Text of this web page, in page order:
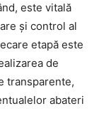
este vitală
și control al
etapă este
de
transparente,
abateri